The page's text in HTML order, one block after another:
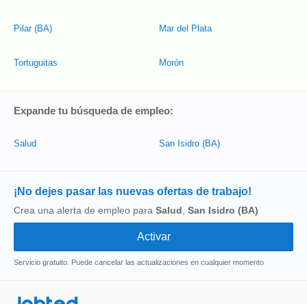
Pilar (BA)
Tortuguitas
Mar del Plata
Morón
Expande tu búsqueda de empleo:
Salud San Isidro (BA)
¡No dejes pasar las nuevas ofertas de trabajo!
Crea una alerta de empleo para Salud San Isidro (BA)
Servicio gratuito. Puede cancelar las actualizaciones en cualquier momento